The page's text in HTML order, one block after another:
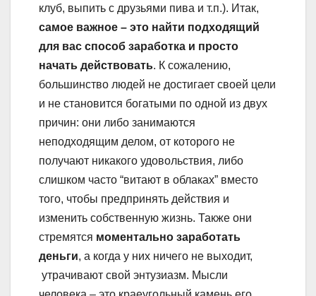
клуб, выпить с друзьями пива и т.п.). Итак,
самое важное – это найти подходящий
для вас способ заработка и просто
начать действовать. К сожалению,
большинство людей не достигает своей цели
и не становится богатыми по одной из двух
причин: они либо занимаются
неподходящим делом, от которого не
получают никакого удовольствия, либо
слишком часто “витают в облаках” вместо
того, чтобы предпринять действия и
изменить собственную жизнь. Также они
стремятся моментально заработать
деньги, а когда у них ничего не выходит,
утрачивают свой энтузиазм. Мысли